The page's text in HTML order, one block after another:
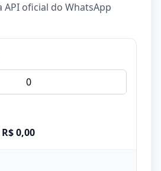
API oficial do WhatsApp
R$ 0,00